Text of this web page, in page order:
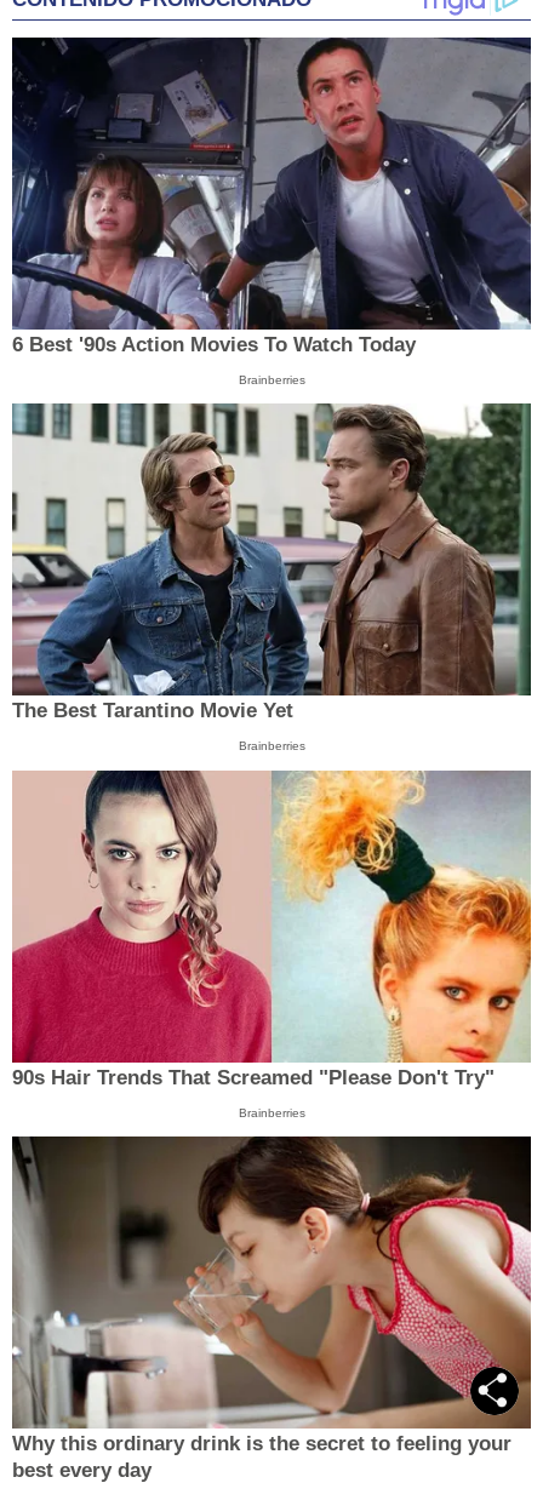
6 Best '90s Action Movies To Watch Today
Brainberries
The Best Tarantino Movie Yet
Brainberries
90s Hair Trends That Screamed "Please Don't Try"
Brainberries
Why this ordinary drink is the secret to feeling your
best every day